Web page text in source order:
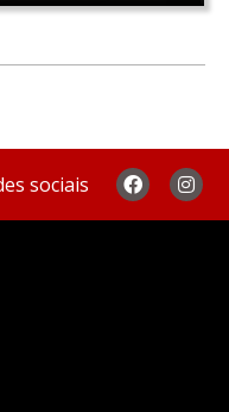
sociais